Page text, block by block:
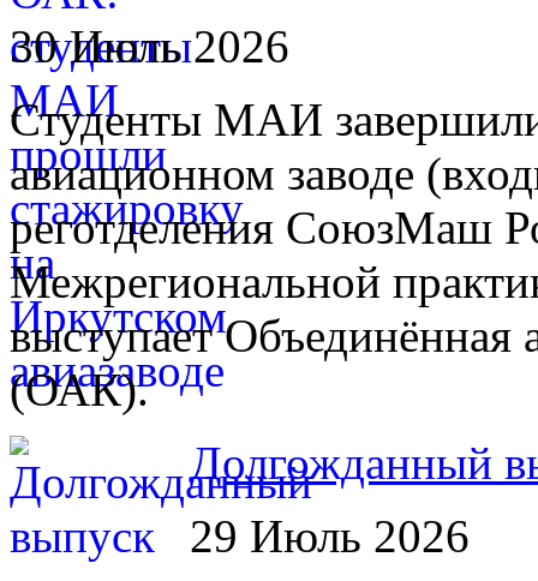
30 Июль 2026
Студенты МАИ
авиационном заводе
реготделения СоюзМаш
Межрегиональной
выступает Объединённая
(ОАК).
Долгожданный
29 Июль 2026